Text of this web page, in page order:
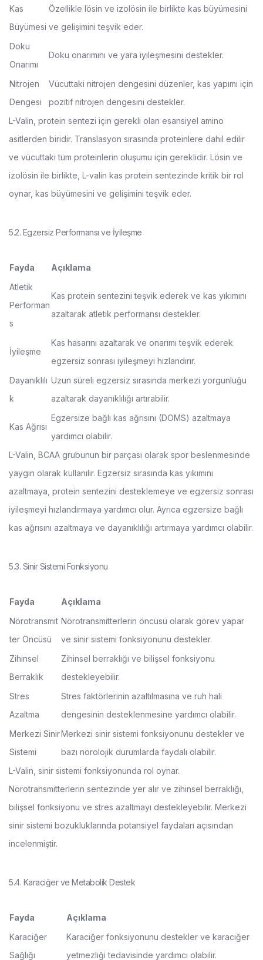
Kas
Büyümesi
Özellikle lösin ve izolösin ile birlikte kas büyümesini
ve gelişimini teşvik eder.
Doku
Onarımı
Doku onarımını ve yara iyileşmesini destekler.
Nitrojen
Dengesi
Vücuttaki nitrojen dengesini düzenler, kas yapımı için
pozitif nitrojen dengesini destekler.
L-Valin, protein sentezi için gerekli olan esansiyel amino
asitlerden biridir. Translasyon sırasında proteinlere dahil edilir
ve vücuttaki tüm proteinlerin oluşumu için gereklidir. Lösin ve
izolösin ile birlikte, L-valin kas protein sentezinde kritik bir rol
oynar, kas büyümesini ve gelişimini teşvik eder.
5.2. Egzersiz Performansı ve İyileşme
Fayda
Açıklama
Atletik
Performan
s
Kas protein sentezini teşvik ederek ve kas yıkımını
azaltarak atletik performansı destekler.
İyileşme
Kas hasarını azaltarak ve onarımı teşvik ederek
egzersiz sonrası iyileşmeyi hızlandırır.
Dayanıklılı
k
Uzun süreli egzersiz sırasında merkezi yorgunluğu
azaltarak dayanıklılığı artırabilir.
Kas Ağrısı
Egzersize bağlı kas ağrısını (DOMS) azaltmaya
yardımcı olabilir.
L-Valin, BCAA grubunun bir parçası olarak spor beslenmesinde
yaygın olarak kullanılır. Egzersiz sırasında kas yıkımını
azaltmaya, protein sentezini desteklemeye ve egzersiz sonrası
iyileşmeyi hızlandırmaya yardımcı olur. Ayrıca egzersize bağlı
kas ağrısını azaltmaya ve dayanıklılığı artırmaya yardımcı olabilir.
5.3. Sinir Sistemi Fonksiyonu
Fayda
Açıklama
Nörotransmit
ter Öncüsü
Nörotransmitterlerin öncüsü olarak görev yapar
ve sinir sistemi fonksiyonunu destekler.
Zihinsel
Berraklık
Zihinsel berraklığı ve bilişsel fonksiyonu
destekleyebilir.
Stres
Azaltma
Stres faktörlerinin azaltılmasına ve ruh hali
dengesinin desteklenmesine yardımcı olabilir.
Merkezi Sinir
Sistemi
Merkezi sinir sistemi fonksiyonunu destekler ve
bazı nörolojik durumlarda faydalı olabilir.
L-Valin, sinir sistemi fonksiyonunda rol oynar.
Nörotransmitterlerin sentezinde yer alır ve zihinsel berraklığı,
bilişsel fonksiyonu ve stres azaltmayı destekleyebilir. Merkezi
sinir sistemi bozukluklarında potansiyel faydaları açısından
incelenmiştir.
5.4. Karaciğer ve Metabolik Destek
Fayda
Açıklama
Karaciğer
Sağlığı
Karaciğer fonksiyonunu destekler ve karaciğer
yetmezliği tedavisinde yardımcı olabilir.